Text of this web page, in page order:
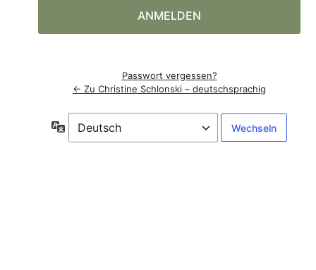
Passwort vergessen?
← Zu Christine Schlonski – deutschsprachig
Sprache